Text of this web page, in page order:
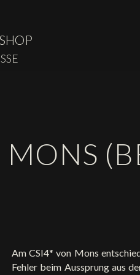
SHOP
Am CSI4* von Mons
Fehler beim Aussprung aus